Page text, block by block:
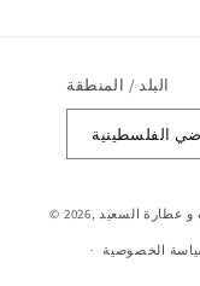
البلد / المنطقة
© 2026,و عطارة السعيد
الخصوصية